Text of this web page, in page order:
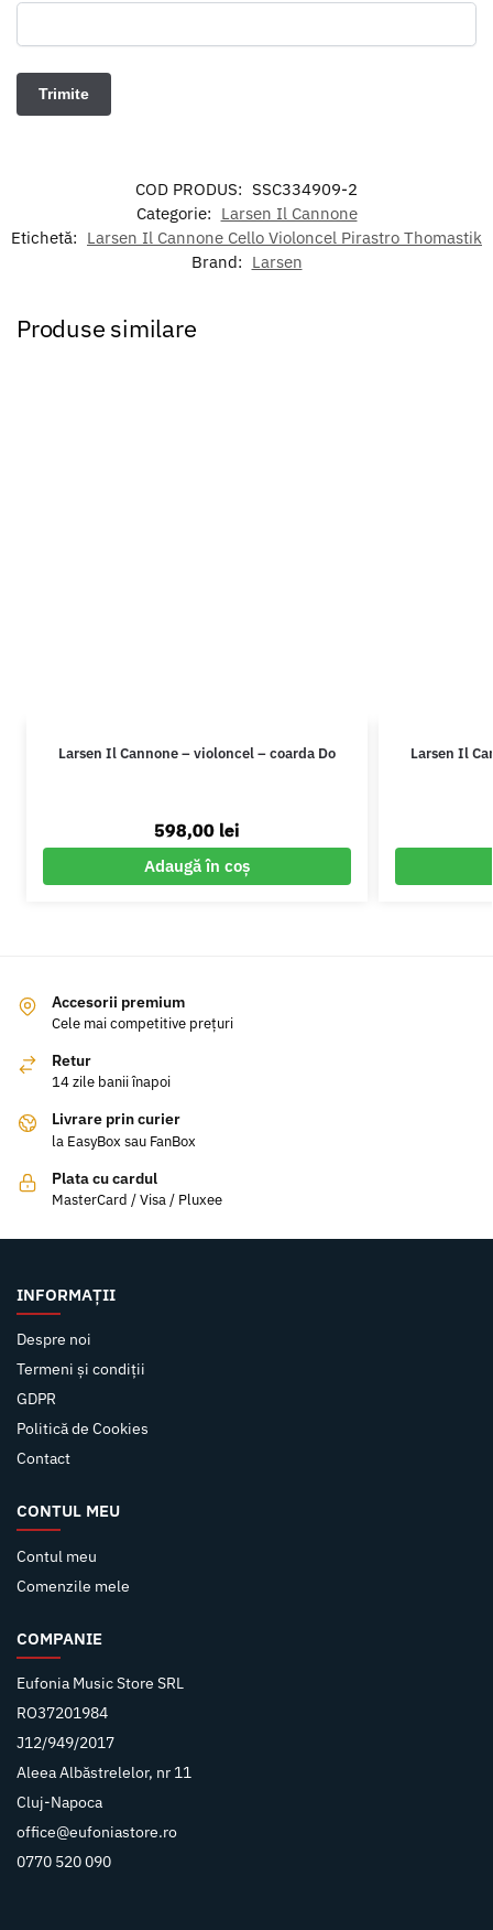
COD PRODUS: SSC334909-2
Categorie: Larsen Il Cannone
Etichetă: Larsen Il Cannone Cello Violoncel Pirastro Thomastik
Brand: Larsen
Produse similare
Larsen Il Cannone – violoncel – coarda Do
598,00 lei
Adaugă în coș
Larsen Il
Accesorii premium
Cele mai competitive prețuri
Retur
14 zile banii înapoi
Livrare prin curier
la EasyBox sau FanBox
Plata cu cardul
MasterCard / Visa / Pluxee
INFORMAȚII
Despre noi
Termeni și condiții
GDPR
Politică de Cookies
Contact
CONTUL MEU
Contul meu
Comenzile mele
COMPANIE
Eufonia Music Store SRL
RO37201984
J12/949/2017
Aleea Albăstrelelor, nr 11
Cluj-Napoca
office@eufoniastore.ro
0770 520 090